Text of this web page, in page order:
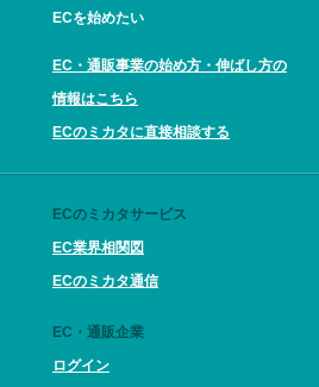
ECを始めたい
EC・通販事業の始め方・伸ばし方の
情報はこちら
ECのミカタに直接相談する
ECのミカタサービス
EC業界相関図
ECのミカタ通信
EC・通販企業
ログイン